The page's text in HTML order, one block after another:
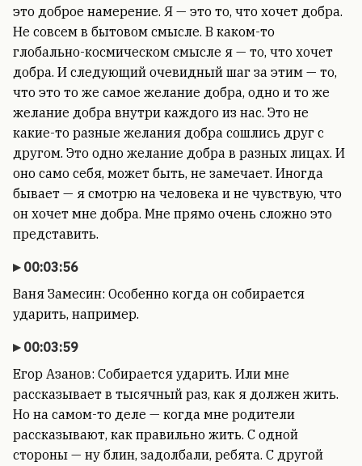
это доброе намерение. Я — это то, что хочет добра.
Не совсем в бытовом смысле. В каком-то
глобально-космическом смысле я — то, что хочет
добра. И следующий очевидный шаг за этим — то,
что это то же самое желание добра, одно и то же
желание добра внутри каждого из нас. Это не
какие-то разные желания добра сошлись друг с
другом. Это одно желание добра в разных лицах. И
оно само себя, может быть, не замечает. Иногда
бывает — я смотрю на человека и не чувствую, что
он хочет мне добра. Мне прямо очень сложно это
представить.
00:03:56
Ваня Замесин: Особенно когда он собирается
ударить, например.
00:03:59
Егор Азанов: Собирается ударить. Или мне
рассказывает в тысячный раз, как я должен жить.
Но на самом-то деле — когда мне родители
рассказывают, как правильно жить. С одной
стороны — ну блин, задолбали, ребята. С другой